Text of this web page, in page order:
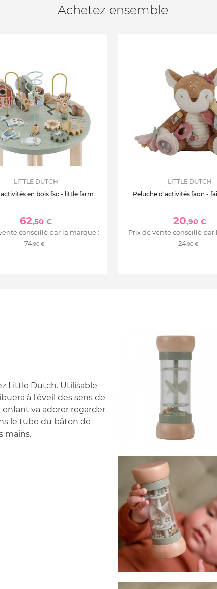
Achetez ensemble
LITTLE DUTCH
en bois fsc - little farm
62,50 €
conseillé par la marque :
74,90 €
LITTLE DUTCH
Peluche d'activités faon -
20,90 €
Prix de vente conseillé par
24,90 €
Little Dutch. Utilisable
à l'éveil des sens de
va adorer regarder
le tube du bâton de
mains.